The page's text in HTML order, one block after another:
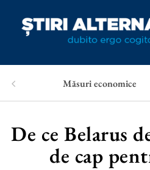
Măsuri economice
De ce Belarus
de cap